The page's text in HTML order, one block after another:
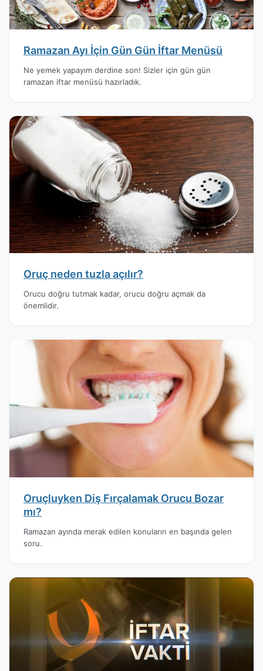
Ramazan Ayı İçin Gün Gün İftar Menüsü
Ne yemek yapayım derdine son! Sizler için gün gün
ramazan iftar menüsü hazırladık.
Oruç neden tuzla açılır?
Orucu doğru tutmak kadar, orucu doğru açmak da
önemlidir.
Oruçluyken Diş Fırçalamak Orucu Bozar
mı?
Ramazan ayında merak edilen konuların en başında gelen
soru.